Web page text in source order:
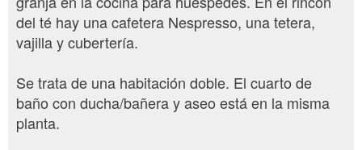
del té hay una cafetera Nespresso, una tetera,
vajilla y cubertería.
Se trata de una habitación doble. El cuarto de
baño con ducha/bañera y aseo está en la misma
planta.